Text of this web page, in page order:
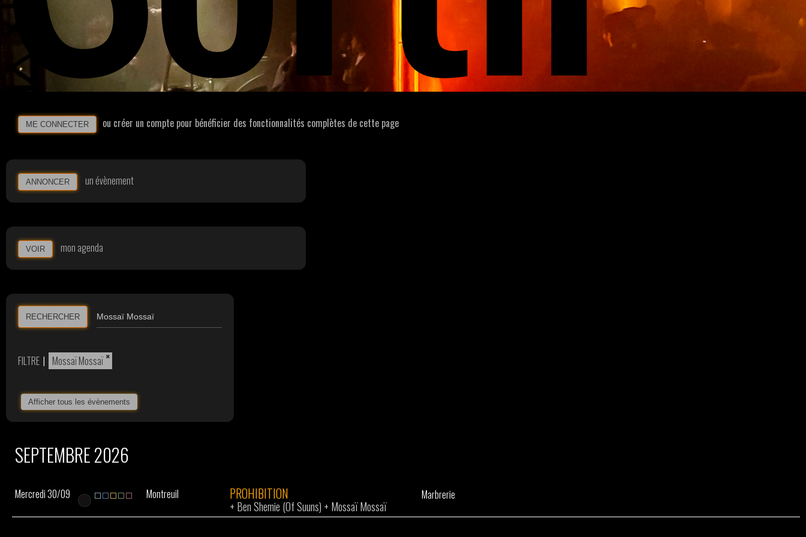
ME CONNECTER ou créer un compte pour bénéficier des fonctionnalités complètes de cette page
ANNONCER un évènement
VOIR mon agenda
RECHERCHER
FILTRE | ×
Mossaï Mossaï
Afficher tous les évènements
SEPTEMBRE 2026
Mercredi 30/09 Montreuil PROHIBITION
+ Ben Shemie (Of Suuns) + Mossaï Mossaï
Marbrerie